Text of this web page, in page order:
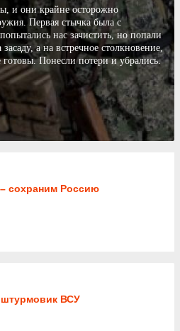
и они крайне осторожно
Первая стычка была с
нас зачистить, но попали
а на встречное столкновение,
готовы. Понесли потери и убрались.
Украинская сторона начала
окрестностях появилась
Но она не рвалась воевать. Нам
разведвзвод, потом колонну. Это было
автоматов, под угрозой
вступать в бой и были нами
сохраним Россию
ВСУ